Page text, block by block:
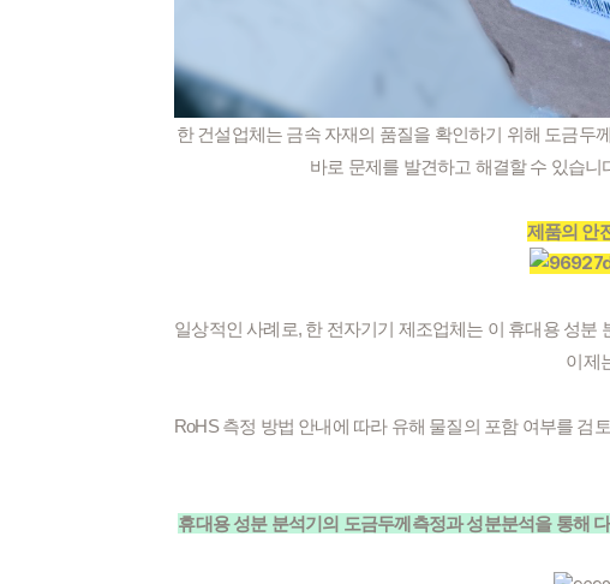
한 건설업체는 금속 자재의 품질을 확인하기 위해 도금두
바로 문제를 발견하고 해결할 수 있습
제품의 안
일상적인 사례로, 한 전자기기 제조업체는 이 휴대용 성
이제
RoHS 측정 방법 안내에 따라 유해 물질의 포함 여부를 검
휴대용 성분 분석기의 도금두께측정과 성분분석을 통해